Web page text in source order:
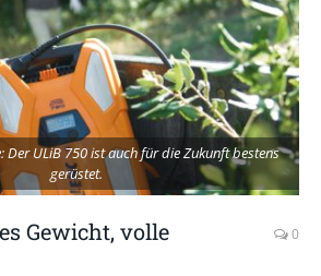
Der ULiB 750 ist auch für die Zukunft bestens
gerüstet.
Gewicht, volle
0